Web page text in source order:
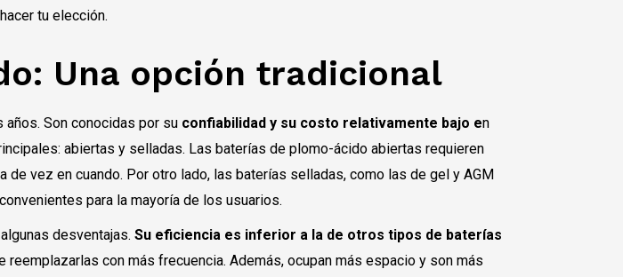
tu elección.
Una opción tradicional
Son conocidas por su confiabilidad y su costo relativamente bajo en
abiertas y selladas. Las baterías de plomo-ácido abiertas requieren
vez en cuando. Por otro lado, las baterías selladas, como las de gel y AGM
para la mayoría de los usuarios.
desventajas. Su eficiencia es inferior a la de otros tipos de baterías
reemplazarlas con más frecuencia. Además, ocupan más espacio y son más